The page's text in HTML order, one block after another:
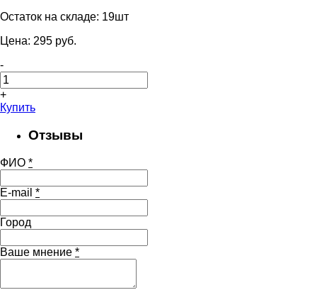
Остаток на складе: 19шт
Цена: 295 pуб.
-
+
Купить
Отзывы
ФИО *
E-mail *
Город
Ваше мнение *